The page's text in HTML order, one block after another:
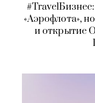
«Аэрофлота»,
и открытие